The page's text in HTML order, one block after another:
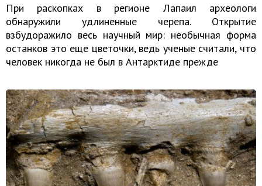
При раскопках в регионе Лапаил археологи
обнаружили удлиненные черепа. Открытие
взбудоражило весь научный мир: необычная форма
останков это еще цветочки, ведь ученые считали, что
человек никогда не был в Антарктиде прежде